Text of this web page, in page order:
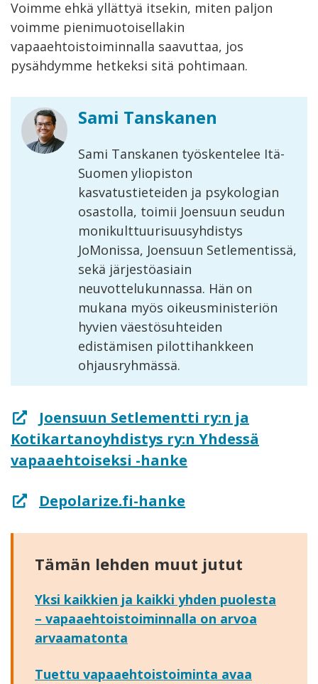
Voimme ehkä yllättyä itsekin, miten paljon
voimme pienimuotoisellakin
vapaaehtoistoiminnalla saavuttaa, jos
pysähdymme hetkeksi sitä pohtimaan.
Sami Tanskanen
Sami Tanskanen työskentelee Itä-
Suomen yliopiston
kasvatustieteiden ja psykologian
osastolla, toimii Joensuun seudun
monikulttuurisuusyhdistys
JoMonissa, Joensuun Setlementissä,
sekä järjestöasiain
neuvottelukunnassa. Hän on
mukana myös oikeusministeriön
hyvien väestösuhteiden
edistämisen pilottihankkeen
ohjausryhmässä.
Joensuun Setlementti ry:n ja
Kotikartanoyhdistys ry:n Yhdessä
vapaaehtoiseksi -hanke
Depolarize.fi-hanke
Tämän lehden muut jutut
Yksi kaikkien ja kaikki yhden puolesta
– vapaaehtoistoiminnalla on arvoa
arvaamatonta
Tuettu vapaaehtoistoiminta avaa